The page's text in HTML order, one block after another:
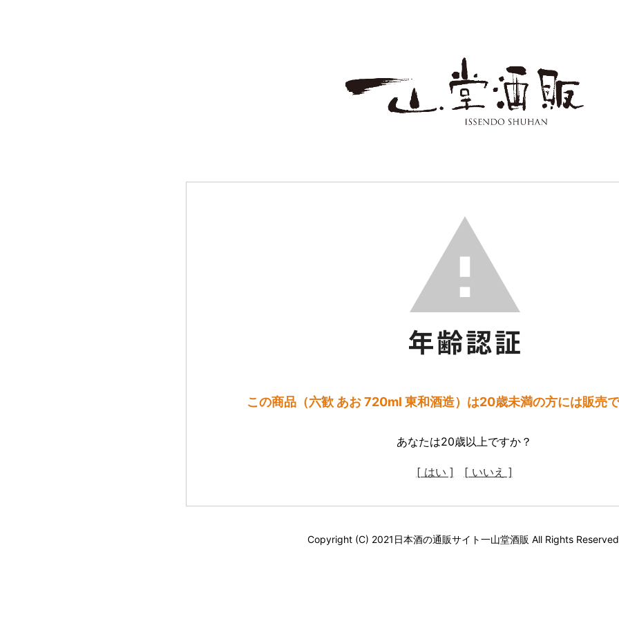
この商品（六歓 あお 720ml 東和酒造）は20歳未満の方には販売で
あなたは20歳以上ですか？
[ はい ] [ いいえ ]
Copyright (C) 2021日本酒の通販サイト一山堂酒販 All Rights